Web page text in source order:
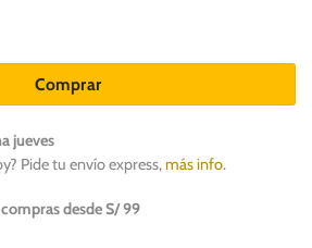
Comprar
jueves
Pide tu envío express,más info.
desde S/ 99